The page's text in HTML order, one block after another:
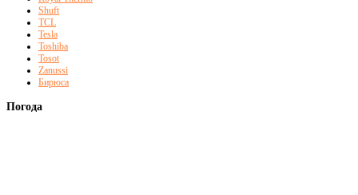
Shuft
TCL
Tesla
Toshiba
Tosot
Zanussi
Бирюса
Погода